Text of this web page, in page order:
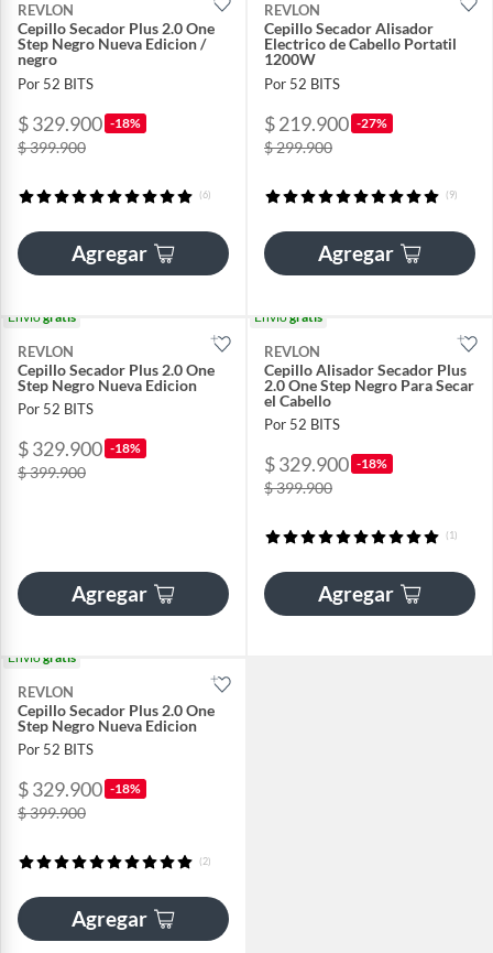
REVLON
Cepillo Secador Plus 2.0 One
Step Negro Nueva Edicion /
negro
Por 52 BITS
$ 329.900 -18%
$ 399.900
(6)
Agregar
REVLON
Cepillo Secador Alisador
Electrico de Cabello Portatil
1200W
Por 52 BITS
$ 219.900 -27%
$ 299.900
(9)
Agregar
Envíogratis
REVLON
Cepillo Secador Plus 2.0 One
Step Negro Nueva Edicion
Por 52 BITS
$ 329.900 -18%
$ 399.900
Agregar
Envíogratis
REVLON
Cepillo Alisador Secador Plus
2.0 One Step Negro Para Secar
el Cabello
Por 52 BITS
$ 329.900 -18%
$ 399.900
(1)
Agregar
Envíogratis
REVLON
Cepillo Secador Plus 2.0 One
Step Negro Nueva Edicion
Por 52 BITS
$ 329.900 -18%
$ 399.900
(2)
Agregar